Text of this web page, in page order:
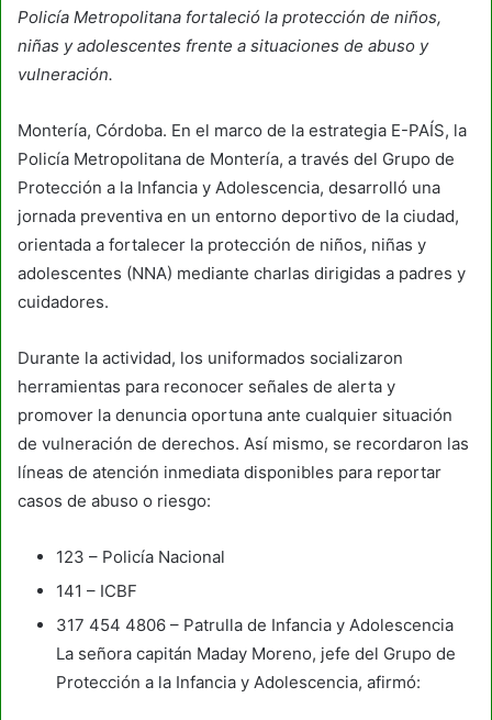
Policía Metropolitana fortaleció la protección de niños,
niñas y adolescentes frente a situaciones de abuso y
vulneración.
Montería, Córdoba. En el marco de la estrategia E-PAÍS, la
Policía Metropolitana de Montería, a través del Grupo de
Protección a la Infancia y Adolescencia, desarrolló una
jornada preventiva en un entorno deportivo de la ciudad,
orientada a fortalecer la protección de niños, niñas y
adolescentes (NNA) mediante charlas dirigidas a padres y
cuidadores.
Durante la actividad, los uniformados socializaron
herramientas para reconocer señales de alerta y
promover la denuncia oportuna ante cualquier situación
de vulneración de derechos. Así mismo, se recordaron las
líneas de atención inmediata disponibles para reportar
casos de abuso o riesgo:
123 – Policía Nacional
141 – ICBF
317 454 4806 – Patrulla de Infancia y Adolescencia
La señora capitán Maday Moreno, jefe del Grupo de
Protección a la Infancia y Adolescencia, afirmó: